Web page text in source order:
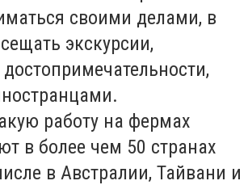
своими делами, в
экскурсии,
работу на фермах
в более чем 50 странах
в Австралии, Тайвани и